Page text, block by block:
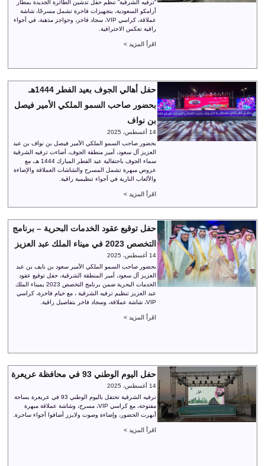
“ترفيه الشرقية” تنظم حفل تدشين الطائرة الجديدة بمطار
أرامكو السعودية، بتجهيزات فاخرة تشمل مسرحًا، شاشة
عملاقة، كراسي VIP، سجاد فاخر، وحواجز مذهبة، في أجواء
راقية تعكس الاحترافية.
اقرأ المزيد >
حفل أهالي الجوف بعيد الفطر 1444هـ
بحضور صاحب السمو الملكي الأمير فيصل
بن نواف
14 أغسطس، 2025
بحضور صاحب السمو الملكي الأمير فيصل بن نواف بن عبد
العزيز آل سعود، أمير منطقة الجوف، أضاءت ترفيه الشرقية
سماء الجوف باحتفالية عيد الفطر المبارك 1444 هـ، مع
عروض مبهرة تشمل المسرح والشاشات العملاقة والإضاءة
والألعاب النارية في أجواء تنظيمية راقية.
اقرأ المزيد >
حفل توقيع عقود الخدمات البحرية – برنامج
التخصص 2023 في ميناء الملك عبد العزيز
14 أغسطس، 2025
بحضور صاحب السمو الملكي الأمير سعود بن نايف بن عبد
العزيز آل سعود، أمير المنطقة الشرقية، حفل توقيع عقود
الخدمات البحرية ضمن برنامج التخصص 2023 بميناء الملك
عبد العزيز تنظيم ترفيه الشرقية ، مع خيام فاخرة، كراسي
VIP، شاشة عملاقة، وسجاد فاخر بتفاصيل راقية.
اقرأ المزيد >
حفل اليوم الوطني 93 في محافظة عريعرة
14 أغسطس، 2025
ترفيه الشرقية تحتفل باليوم الوطني 93 في عريعرة بساحة
مفتوحة، مع كراسي VIP، مسرح، وشاشة عملاقة مبهرة
أبهرت الحضور، وإضاءة وصوت ولايزر أضافوا أجواء ساحرة.
اقرأ المزيد >